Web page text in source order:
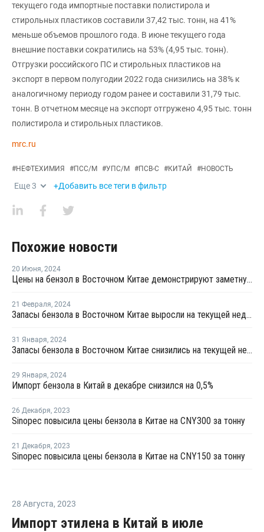
текущего года импортные поставки полистирола и
стирольных пластиков составили 37,42 тыс. тонн, на 41%
меньше объемов прошлого года. В июне текущего года
внешние поставки сократились на 53% (4,95 тыс. тонн).
Отгрузки российского ПС и стирольных пластиков на
экспорт в первом полугодии 2022 года снизились на 38% к
аналогичному периоду годом ранее и составили 31,79 тыс.
тонн. В отчетном месяце на экспорт отгружено 4,95 тыс. тонн
полистирола и стирольных пластиков.
mrc.ru
#НЕФТЕХИМИЯ #ПСС/М #УПС/М #ПСВ-С #КИТАЙ #НОВОСТЬ
Еще3 +Добавить все теги в фильтр
Похожие новости
20 Июня, 2024
Цены на бензол в Восточном Китае демонстрируют заметную тенденцию к росту
21 Февраля, 2024
Запасы бензола в Восточном Китае выросли на текущей неделе
31 Января, 2024
Запасы бензола в Восточном Китае снизились на текущей неделе
29 Января, 2024
Импорт бензола в Китай в декабре снизился на 0,5%
26 Декабря, 2023
Sinopec повысила цены бензола в Китае на CNY300 за тонну
21 Декабря, 2023
Sinopec повысила цены бензола в Китае на CNY150 за тонну
28 Августа, 2023
Импорт этилена в Китай в июле